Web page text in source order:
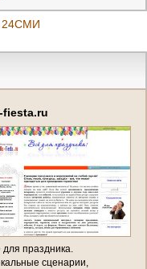
24СМИ
fiesta.ru
для праздника.
сценарии,